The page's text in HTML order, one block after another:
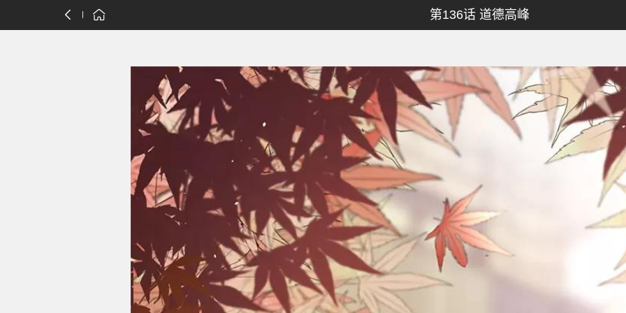
第136话 道德高峰